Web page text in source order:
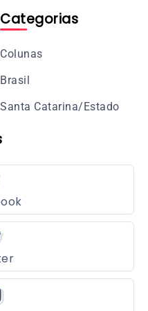
Categorias
Colunas
Brasil
Santa Catarina/Estado